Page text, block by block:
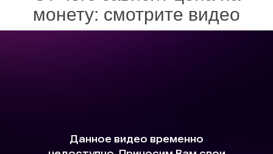
монету: смотрите видео